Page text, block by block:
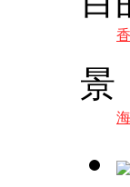
景